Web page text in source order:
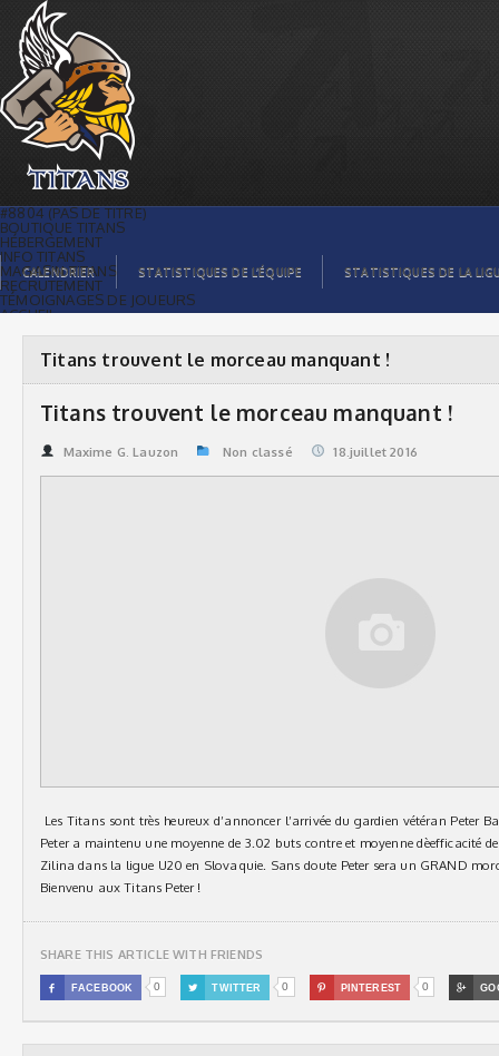
Titans trouvent le morceau manquant ! |
Titans de témiscaming
#8804 (PAS DE TITRE)
BOUTIQUE TITANS
HÉBERGEMENT
INFO TITANS
MAGASIN TITANS
RECRUTEMENT
TÉMOIGNAGES DE JOUEURS
ACCUEIL
GALERIE PHOTOS
STATISTIQUES
ORGANISATION
CALENDRIER
COMMANDITAIRES
STATISTIQUES DE LA LIGUE
CALENDRIER STATISTIQUES DE L’ÉQUIPE STATISTIQUES DE LA
Titans trouvent le morceau manquant !
Titans trouvent le morceau manquant !
Maxime G. Lauzon Non classé 18.juillet 2016
Les Titans sont très heureux d’annoncer l’arrivée du gardien vétéran Peter
Peter a maintenu une moyenne de 3.02 buts contre et moyenne dèefficacité
Zilina dans la ligue U20 en Slovaquie. Sans doute Peter sera un GRAND
Bienvenu aux Titans Peter !
SHARE THIS ARTICLE WITH FRIENDS
 FACEBOOK 0  TWITTER 0  PINTEREST 0 